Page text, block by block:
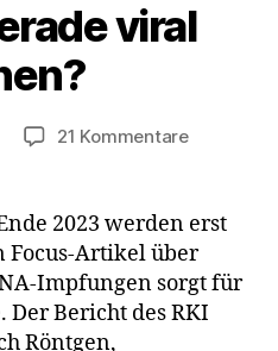
viral
21 Kommentarezu
Aussagen
Prof.
Bhakdi
gerade
2023 werden erst
Focus-Artikel über
Impfungen sorgt für
Der Bericht des RKI
Röntgen,